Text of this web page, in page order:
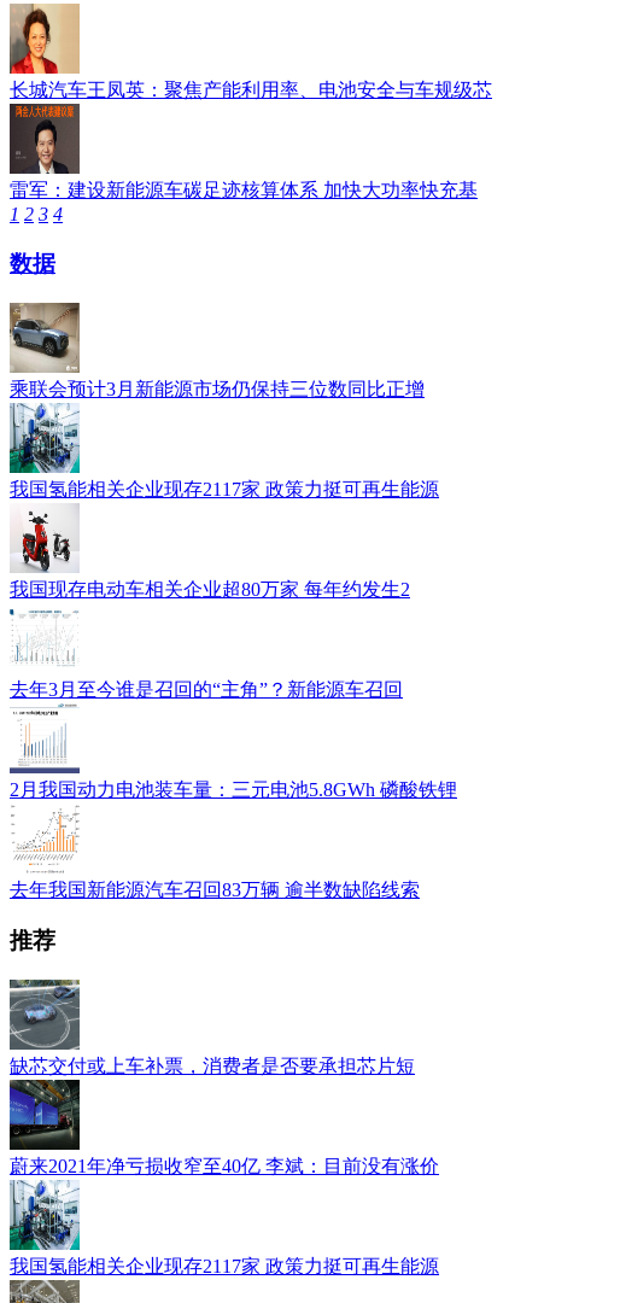
长城汽车王凤英：聚焦产能利用率、电池安全与车规级芯
雷军：建设新能源车碳足迹核算体系 加快大功率快充基
1 2 3 4
数据
乘联会预计3月新能源市场仍保持三位数同比正增
我国氢能相关企业现存2117家 政策力挺可再生能源
我国现存电动车相关企业超80万家 每年约发生2
去年3月至今谁是召回的“主角”？新能源车召回
2月我国动力电池装车量：三元电池5.8GWh 磷酸铁锂
去年我国新能源汽车召回83万辆 逾半数缺陷线索
推荐
缺芯交付或上车补票，消费者是否要承担芯片短
蔚来2021年净亏损收窄至40亿 李斌：目前没有涨价
我国氢能相关企业现存2117家 政策力挺可再生能源